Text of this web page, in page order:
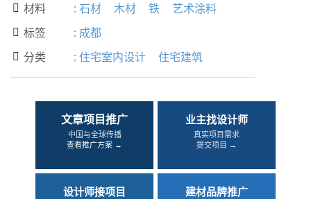
 材料 : 石材 木材 铁 艺术涂料
 标签 : 成都
 分类 : 住宅室内设计 住宅建筑
文章项目推广
中国与全球传播
查看推广方案 →
业主找设计师
真实项目需求
提交项目 →
设计师接项目 建材品牌推广